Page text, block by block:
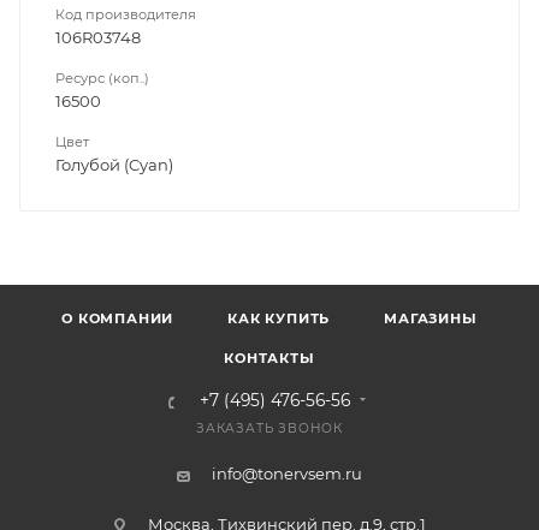
Код производителя
106R03748
Ресурс (коп..)
16500
Цвет
Голубой (Cyan)
О КОМПАНИИ КАК КУПИТЬ МАГАЗИНЫ
КОНТАКТЫ
+7 (495) 476-56-56
ЗАКАЗАТЬ ЗВОНОК
info@tonervsem.ru
Москва, Тихвинский пер. д.9, стр.1